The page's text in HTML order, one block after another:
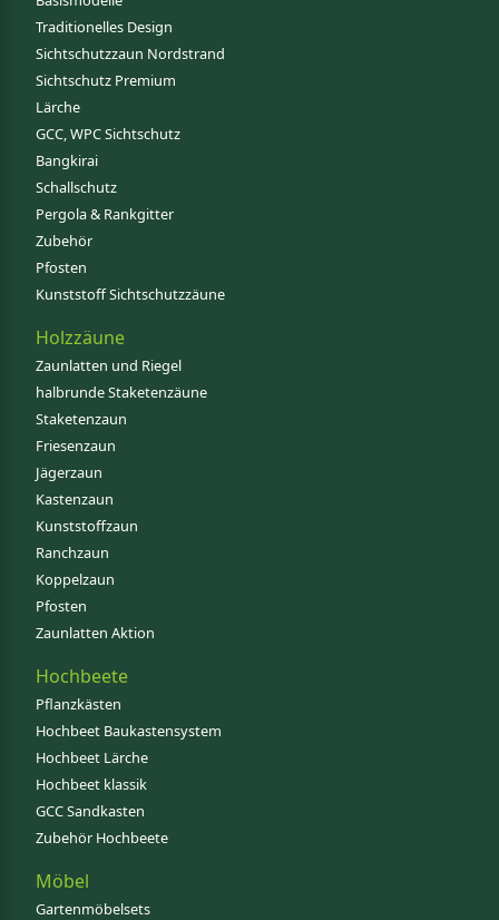
Traditionelles Design
Sichtschutzzaun Nordstrand
Sichtschutz Premium
Lärche
GCC, WPC Sichtschutz
Bangkirai
Schallschutz
Pergola & Rankgitter
Zubehör
Pfosten
Kunststoff Sichtschutzzäune
Holzzäune
Zaunlatten und Riegel
halbrunde Staketenzäune
Staketenzaun
Friesenzaun
Jägerzaun
Kastenzaun
Kunststoffzaun
Ranchzaun
Koppelzaun
Pfosten
Zaunlatten Aktion
Hochbeete
Pflanzkästen
Hochbeet Baukastensystem
Hochbeet Lärche
Hochbeet klassik
GCC Sandkasten
Zubehör Hochbeete
Möbel
Gartenmöbelsets